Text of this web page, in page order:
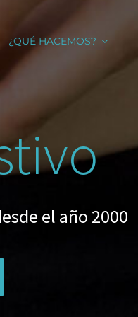
¿QUÉ HACEMOS?
el año 2000